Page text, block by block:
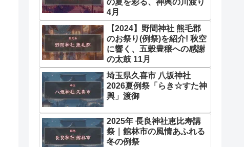
の夏を彩る、神輿の川渡り
4月
【2024】野間神社 熊毛郡
のお祭り(例祭)を紹介! 秋空
に響く、五穀豊穣への感謝
の太鼓 11月
埼玉県久喜市 八坂神社
2026夏例祭「らき☆すた神
輿」渡御
2025年 長良神社恵比寿講
祭｜館林市の風情あふれる
冬の例祭